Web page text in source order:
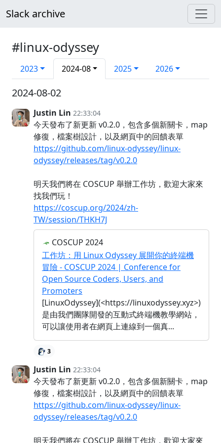
Slack archive
#linux-odyssey
2023 2024-08 2025 2026
2024-08-02
Justin Lin 22:33:04
今天發布了新更新 v0.2.0，包含多個新關卡，map
修復，檔案樹設計，以及網頁中的回饋表單
https://github.com/linux-odyssey/linux-
odyssey/releases/tag/v0.2.0
明天我們將在 COSCUP 舉辦工作坊，歡迎大家來
找我們玩！
https://coscup.org/2024/zh-
TW/session/THKH7J
COSCUP 2024
工作坊：用 Linux Odyssey 展開你的終端機
冒險 - COSCUP 2024 | Conference for
Open Source Coders, Users, and
Promoters
[LinuxOdyssey](<https://linuxodyssey.xyz>)
是由我們團隊開發的互動式終端機教學網站，
可以讓使用者在網頁上連線到一個真...
3
Justin Lin 22:33:04
今天發布了新更新 v0.2.0，包含多個新關卡，map
修復，檔案樹設計，以及網頁中的回饋表單
https://github.com/linux-odyssey/linux-
odyssey/releases/tag/v0.2.0
明天我們將在 COSCUP 舉辦工作坊，歡迎大家來